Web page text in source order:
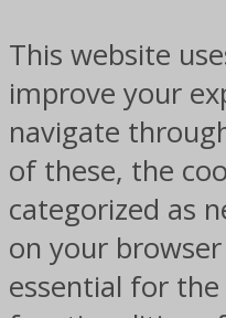
This website
improve your
navigate
of these, the
categorized as
on your
essential for